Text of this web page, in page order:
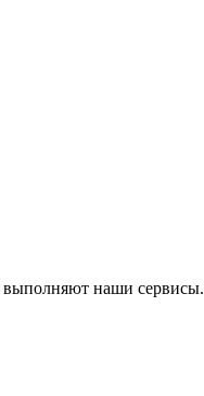
выполняют наши сервисы.